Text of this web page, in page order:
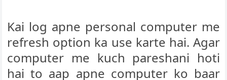
Kai log apne personal computer me
refresh option ka use karte hai. Agar
computer me kuch pareshani hoti
hai to aap apne computer ko baar